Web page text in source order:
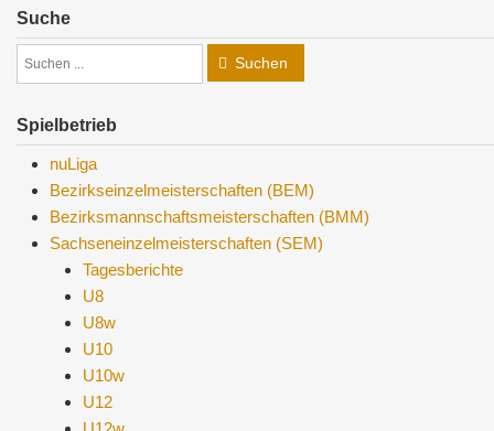
Suche
Suchen
Spielbetrieb
nuLiga
Bezirkseinzelmeisterschaften (BEM)
Bezirksmannschaftsmeisterschaften (BMM)
Sachseneinzelmeisterschaften (SEM)
Tagesberichte
U8
U8w
U10
U10w
U12